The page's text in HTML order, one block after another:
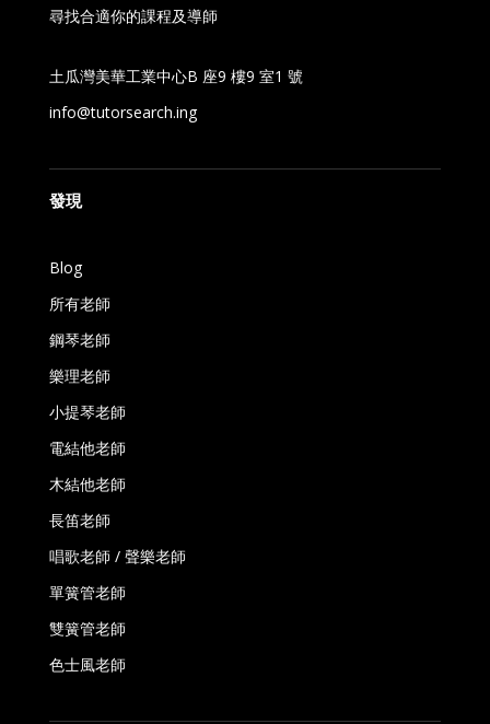
尋找合適你的課程及導師
土瓜灣美華工業中心B 座9 樓9 室1 號
info@tutorsearch.ing
發現
Blog
所有老師
鋼琴老師
樂理老師
小提琴老師
電結他老師
木結他老師
長笛老師
唱歌老師 / 聲樂老師
單簧管老師
雙簧管老師
色士風老師